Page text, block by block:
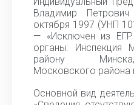
Владимир
октября 1997 (УНП
— «Исключен из ЕГР
органы:
району
Московского района
Основной вид